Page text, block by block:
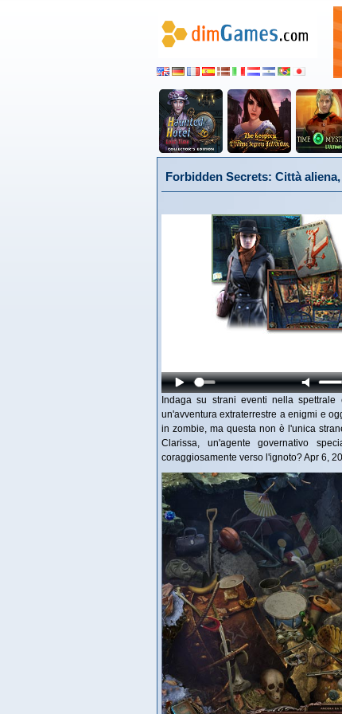
Forbidden Secrets: Città
Indaga su strani eventi nella
un'avventura extraterrestre a enigmi e
in zombie, ma questa non è l'unica
Clarissa, un'agente governativo
coraggiosamente verso l'ignoto? Apr 6,